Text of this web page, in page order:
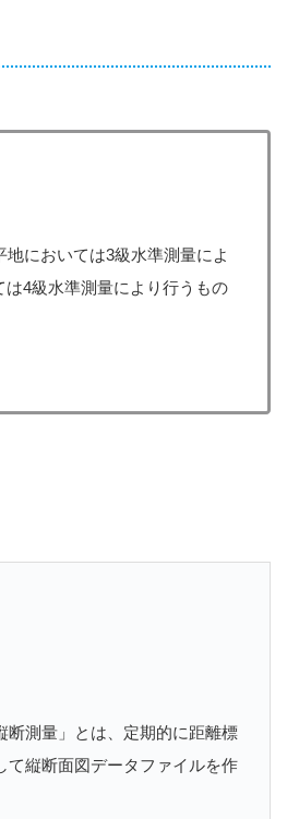
においては3級水準測量によ
は4級水準測量により行うもの
測量」とは、定期的に距離標
て縦断面図データファイルを作